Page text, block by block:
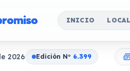
INICIO
2026 Edición No 6.399